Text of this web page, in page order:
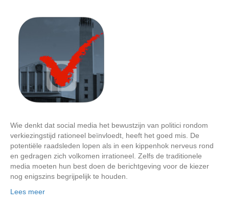
Wie denkt dat social media het bewustzijn van politici rondom
verkiezingstijd rationeel beïnvloedt, heeft het goed mis. De
potentiële raadsleden lopen als in een kippenhok nerveus rond
en gedragen zich volkomen irrationeel. Zelfs de traditionele
media moeten hun best doen de berichtgeving voor de kiezer
nog enigszins begrijpelijk te houden.
Lees meer